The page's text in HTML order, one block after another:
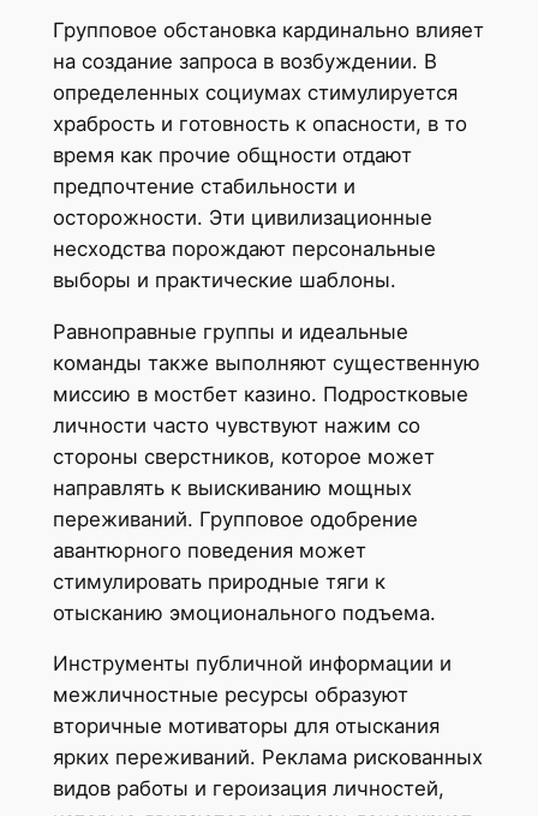
Групповое обстановка кардинально влияет
на создание запроса в возбуждении. В
определенных социумах стимулируется
храбрость и готовность к опасности, в то
время как прочие общности отдают
предпочтение стабильности и
осторожности. Эти цивилизационные
несходства порождают персональные
выборы и практические шаблоны.
Равноправные группы и идеальные
команды также выполняют существенную
миссию в мостбет казино. Подростковые
личности часто чувствуют нажим со
стороны сверстников, которое может
направлять к выискиванию мощных
переживаний. Групповое одобрение
авантюрного поведения может
стимулировать природные тяги к
отысканию эмоционального подъема.
Инструменты публичной информации и
межличностные ресурсы образуют
вторичные мотиваторы для отыскания
ярких переживаний. Реклама рискованных
видов работы и героизация личностей,